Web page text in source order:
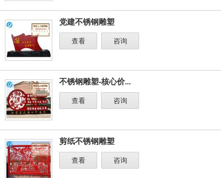
党建不锈钢雕塑
查看 咨询
不锈钢雕塑-核心价...
查看 咨询
剪纸不锈钢雕塑
查看 咨询